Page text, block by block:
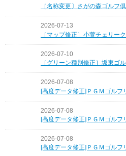
［名称変更〕さがの森ゴルフ
2026-07-13
［マップ修正］小萱チェリー
2026-07-10
［グリーン種別修正］坂東ゴ
2026-07-08
[高度データ修正]ＰＧＭゴルフ
2026-07-08
[高度データ修正]ＰＧＭゴルフ
2026-07-08
[高度データ修正]ＰＧＭゴルフ